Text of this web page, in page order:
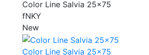
Color Line Salvia 25x75
fNKY
New
Color Line Salvia 25x75